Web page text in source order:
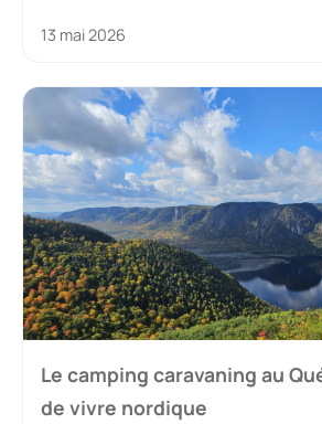
13 mai 2026
Le camping caravaning au
de vivre nordique